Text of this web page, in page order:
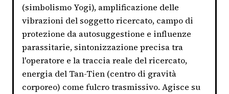
(simbolismo Yogi), amplificazione delle
vibrazioni del soggetto ricercato, campo di
protezione da autosuggestione e influenze
parassitarie, sintonizzazione precisa tra
l'operatore e la traccia reale del ricercato,
energia del Tan-Tien (centro di gravità
corporeo) come fulcro trasmissivo. Agisce su